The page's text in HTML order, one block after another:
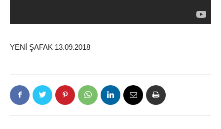
YENİ ŞAFAK 13.09.2018